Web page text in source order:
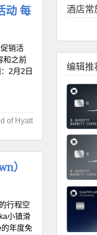
动 每
销活
和之前
2月2日
of Hyatt
）
行程空
小镇滑
年度免
酒店
编辑推